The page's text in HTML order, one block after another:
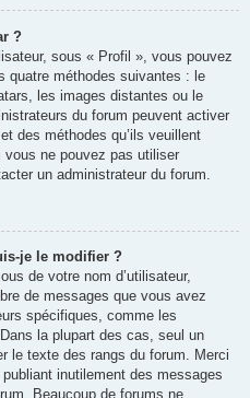
?
sous « Profil », vous pouvez
quatre méthodes suivantes : le
les images distantes ou le
du forum peuvent activer
des méthodes qu’ils veuillent
ne pouvez pas utiliser
un administrateur du forum.
je le modifier ?
de votre nom d’utilisateur,
de messages que vous avez
spécifiques, comme les
la plupart des cas, seul un
le texte des rangs du forum. Merci
inutilement des messages
Beaucoup de forums ne